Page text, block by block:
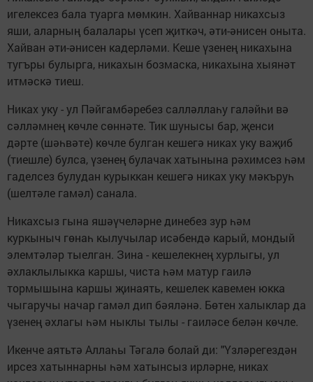
игелексез бала туарга мөмкин. Хайваннар никахсыз
яши, аларның балалары үсеп җиткәч, әти-әнисен оныта.
Хайван әти-әнисен кадерләми. Кеше үзенең никахына
тугъры булырга, никахын бозмаска, никахына хыянәт
итмәскә тиеш.
Никах уку - ул Пәйгамбәребез салләллаһу галәйһи вә
сәлләмнең көчле сөннәте. Тик шунысы бар, җенси
дәрте (шәһвәте) көчле булган кешегә никах уку ваҗиб
(тиешле) булса, үзенең булачак хатынына рәхимсез һәм
гаделсез булудан курыккан кешегә никах уку мәкъруһ
(шелтәле гамәл) санала.
Никахсыз гына яшәүчеләрне динебез зур һәм
куркыныч гөнаһ кылучылар исәбендә карый, мондый
элемтәләр тыелган. Зина - кешелекнең хурлыгы, ул
әхлаклылыкка каршы, чиста һәм матур гаилә
тормышына каршы җинаять, кешелек кавемен юкка
чыгаручы начар гамәл дип бәяләнә. Бөтен халыклар да
үзенең әхлагы һәм ныклы тылы - гаиләсе белән көчле.
Икенче аятьтә Аллаһы Тәгалә болай ди: "Үзләрегездән
ирсез хатыннарны һәм хатынсыз ирләрне, никах